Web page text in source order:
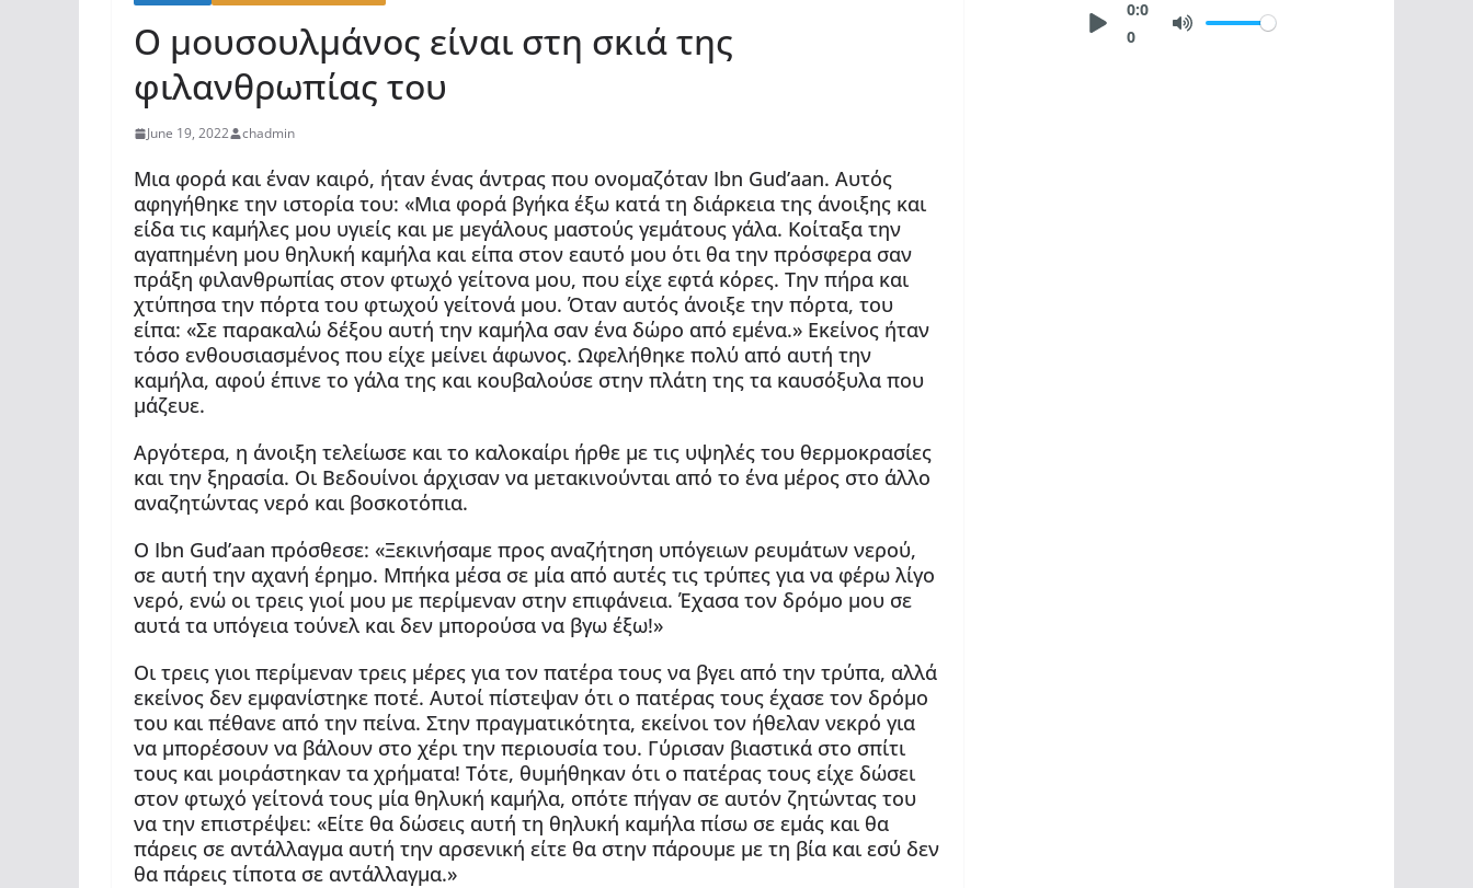
Ο μουσουλμάνος είναι στη σκιά της
φιλανθρωπίας του
June 19, 2022 chadmin
Μια φορά και έναν καιρό, ήταν ένας άντρας που ονομαζόταν Ibn Gud’aan. Αυτός
αφηγήθηκε την ιστορία του: «Μια φορά βγήκα έξω κατά τη διάρκεια της άνοιξης και
είδα τις καμήλες μου υγιείς και με μεγάλους μαστούς γεμάτους γάλα. Κοίταξα την
αγαπημένη μου θηλυκή καμήλα και είπα στον εαυτό μου ότι θα την πρόσφερα σαν
πράξη φιλανθρωπίας στον φτωχό γείτονα μου, που είχε εφτά κόρες. Την πήρα και
χτύπησα την πόρτα του φτωχού γείτονά μου. Όταν αυτός άνοιξε την πόρτα, του
είπα: «Σε παρακαλώ δέξου αυτή την καμήλα σαν ένα δώρο από εμένα.» Εκείνος ήταν
τόσο ενθουσιασμένος που είχε μείνει άφωνος. Ωφελήθηκε πολύ από αυτή την
καμήλα, αφού έπινε το γάλα της και κουβαλούσε στην πλάτη της τα καυσόξυλα που
μάζευε.
Αργότερα, η άνοιξη τελείωσε και το καλοκαίρι ήρθε με τις υψηλές του θερμοκρασίες
και την ξηρασία. Οι Βεδουίνοι άρχισαν να μετακινούνται από το ένα μέρος στο άλλο
αναζητώντας νερό και βοσκοτόπια.
Ο Ibn Gud’aan πρόσθεσε: «Ξεκινήσαμε προς αναζήτηση υπόγειων ρευμάτων νερού,
σε αυτή την αχανή έρημο. Μπήκα μέσα σε μία από αυτές τις τρύπες για να φέρω λίγο
νερό, ενώ οι τρεις γιοί μου με περίμεναν στην επιφάνεια. Έχασα τον δρόμο μου σε
αυτά τα υπόγεια τούνελ και δεν μπορούσα να βγω έξω!»
Οι τρεις γιοι περίμεναν τρεις μέρες για τον πατέρα τους να βγει από την τρύπα, αλλά
εκείνος δεν εμφανίστηκε ποτέ. Αυτοί πίστεψαν ότι ο πατέρας τους έχασε τον δρόμο
του και πέθανε από την πείνα. Στην πραγματικότητα, εκείνοι τον ήθελαν νεκρό για
να μπορέσουν να βάλουν στο χέρι την περιουσία του. Γύρισαν βιαστικά στο σπίτι
τους και μοιράστηκαν τα χρήματα! Τότε, θυμήθηκαν ότι ο πατέρας τους είχε δώσει
στον φτωχό γείτονά τους μία θηλυκή καμήλα, οπότε πήγαν σε αυτόν ζητώντας του
να την επιστρέψει: «Είτε θα δώσεις αυτή τη θηλυκή καμήλα πίσω σε εμάς και θα
πάρεις σε αντάλλαγμα αυτή την αρσενική είτε θα στην πάρουμε με τη βία και εσύ δεν
θα πάρεις τίποτα σε αντάλλαγμα.»
0:0
0